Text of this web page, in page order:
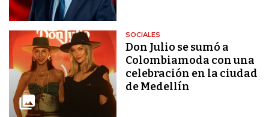
SOCIALES
Don Julio se sumó a
Colombiamoda con una
celebración en la ciudad
de Medellín